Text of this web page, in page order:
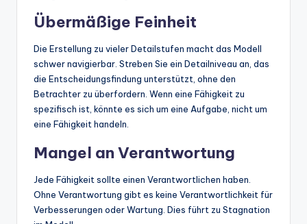
Übermäßige Feinheit
Die Erstellung zu vieler Detailstufen macht das Modell
schwer navigierbar. Streben Sie ein Detailniveau an, das
die Entscheidungsfindung unterstützt, ohne den
Betrachter zu überfordern. Wenn eine Fähigkeit zu
spezifisch ist, könnte es sich um eine Aufgabe, nicht um
eine Fähigkeit handeln.
Mangel an Verantwortung
Jede Fähigkeit sollte einen Verantwortlichen haben.
Ohne Verantwortung gibt es keine Verantwortlichkeit für
Verbesserungen oder Wartung. Dies führt zu Stagnation